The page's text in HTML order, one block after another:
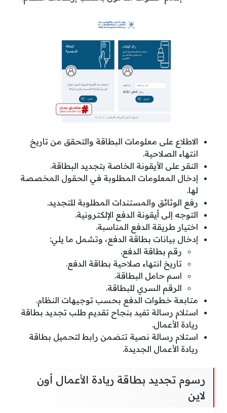
الاطلاع على معلومات البطاقة والتحقق من تاريخ
انتهاء الصلاحية.
النقر على الأيقونة الخاصة بتجديد البطاقة.
إدخال المعلومات المطلوبة في الحقول المخصصة
لها.
رفع الوثائق والمستندات المطلوبة للتجديد.
التوجه إلى أيقونة الدفع الإلكترونية.
اختيار طريقة الدفع المناسبة.
إدخال بيانات بطاقة الدفع، وتشمل ما يلي:
رقم بطاقة الدفع.
تاريخ انتهاء صلاحية بطاقة الدفع.
اسم حامل البطاقة.
الرقم السري للبطاقة.
متابعة خطوات الدفع بحسب توجيهات النظام.
استلام رسالة تفيد بنجاح تقديم طلب تجديد بطاقة
ريادة الأعمال.
استلام رسالة نصية تتضمن رابط لتحميل بطاقة
ريادة الأعمال الجديدة.
رسوم تجديد بطاقة ريادة الأعمال أون
لاين